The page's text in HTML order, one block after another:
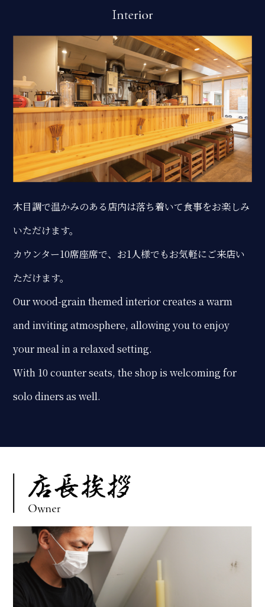
木目調で温かみのある店内は落ち着いて食事をお楽しみ
いただけます。
カウンター10席座席で、お1人様でもお気軽にご来店い
ただけます。
Our wood-grain themed interior creates a warm
and inviting atmosphere, allowing you to enjoy
your meal in a relaxed setting.
With 10 counter seats, the shop is welcoming for
solo diners as well.